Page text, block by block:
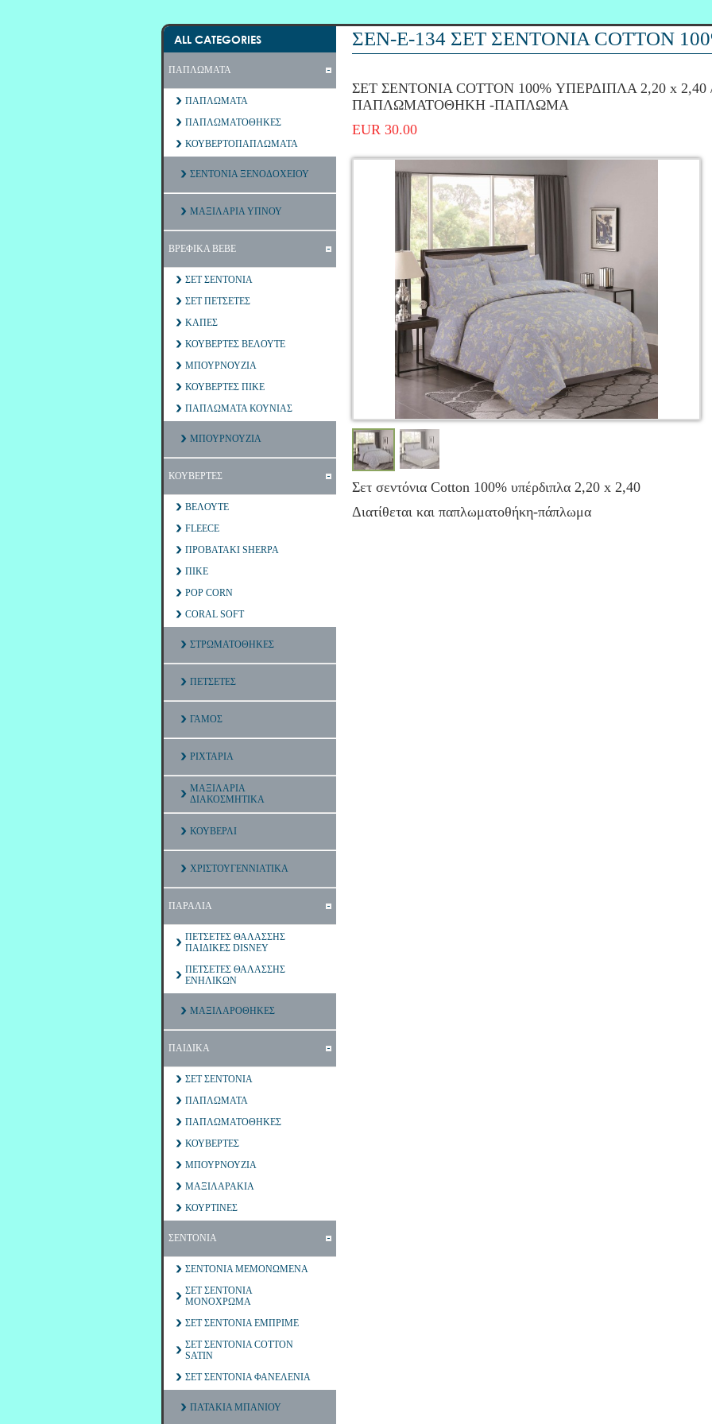
ALL CATEGORIES
ΠΑΠΛΩΜΑΤΑ
ΠΑΠΛΩΜΑΤΑ
ΠΑΠΛΩΜΑΤΟΘΗΚΕΣ
ΚΟΥΒΕΡΤΟΠΑΠΛΩΜΑΤΑ
ΣΕΝΤΟΝΙΑ ΞΕΝΟΔΟΧΕΙΟΥ
ΜΑΞΙΛΑΡΙΑ ΥΠΝΟΥ
ΒΡΕΦΙΚΑ ΒΕΒΕ
ΣΕΤ ΣΕΝΤΟΝΙΑ
ΣΕΤ ΠΕΤΣΕΤΕΣ
ΚΑΠΕΣ
ΚΟΥΒΕΡΤΕΣ ΒΕΛΟΥΤΕ
ΜΠΟΥΡΝΟΥΖΙΑ
ΚΟΥΒΕΡΤΕΣ ΠΙΚΕ
ΠΑΠΛΩΜΑΤΑ ΚΟΥΝΙΑΣ
ΜΠΟΥΡΝΟΥΖΙΑ
ΚΟΥΒΕΡΤΕΣ
ΒΕΛΟΥΤΕ
FLEECE
ΠΡΟΒΑΤΑΚΙ SHERPA
ΠΙΚΕ
POP CORN
CORAL SOFT
ΣΤΡΩΜΑΤΟΘΗΚΕΣ
ΠΕΤΣΕΤΕΣ
ΓΑΜΟΣ
ΡΙΧΤΑΡΙΑ
ΜΑΞΙΛΑΡΙΑ
ΔΙΑΚΟΣΜΗΤΙΚΑ
ΚΟΥΒΕΡΛΙ
ΧΡΙΣΤΟΥΓΕΝΝΙΑΤΙΚΑ
ΠΑΡΑΛΙΑ
ΠΕΤΣΕΤΕΣ ΘΑΛΑΣΣΗΣ
ΠΑΙΔΙΚΕΣ DISNEY
ΠΕΤΣΕΤΕΣ ΘΑΛΑΣΣΗΣ
ΕΝΗΛΙΚΩΝ
ΜΑΞΙΛΑΡΟΘΗΚΕΣ
ΠΑΙΔΙΚΑ
ΣΕΤ ΣΕΝΤΟΝΙΑ
ΠΑΠΛΩΜΑΤΑ
ΠΑΠΛΩΜΑΤΟΘΗΚΕΣ
ΚΟΥΒΕΡΤΕΣ
ΜΠΟΥΡΝΟΥΖΙΑ
ΜΑΞΙΛΑΡΑΚΙΑ
ΚΟΥΡΤΙΝΕΣ
ΣΕΝΤΟΝΙΑ
ΣΕΝΤΟΝΙΑ ΜΕΜΟΝΩΜΕΝΑ
ΣΕΤ ΣΕΝΤΟΝΙΑ
ΜΟΝΟΧΡΩΜΑ
ΣΕΤ ΣΕΝΤΟΝΙΑ ΕΜΠΡΙΜΕ
ΣΕΤ ΣΕΝΤΟΝΙΑ COTTON
SATIN
ΣΕΤ ΣΕΝΤΟΝΙΑ ΦΑΝΕΛΕΝΙΑ
ΠΑΤΑΚΙΑ ΜΠΑΝΙΟΥ
ΣΕΝ-Ε-134 ΣΕΤ ΣΕΝΤΟΝΙΑ COTTON
ΣΕΤ ΣΕΝΤΟΝΙΑ COTTON 100% ΥΠΕΡΔΙΠΛΑ 2,20 x 2,40
ΠΑΠΛΩΜΑΤΟΘΗΚΗ -ΠΑΠΛΩΜΑ
EUR 30.00
Σετ σεντόνια Cotton 100% υπέρδιπλα 2,20 x 2,40
Διατίθεται και παπλωματοθήκη-πάπλωμα